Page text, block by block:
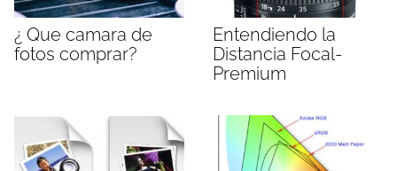
¿ Que camara de
fotos comprar?
Entendiendo la
Distancia Focal-
Premium